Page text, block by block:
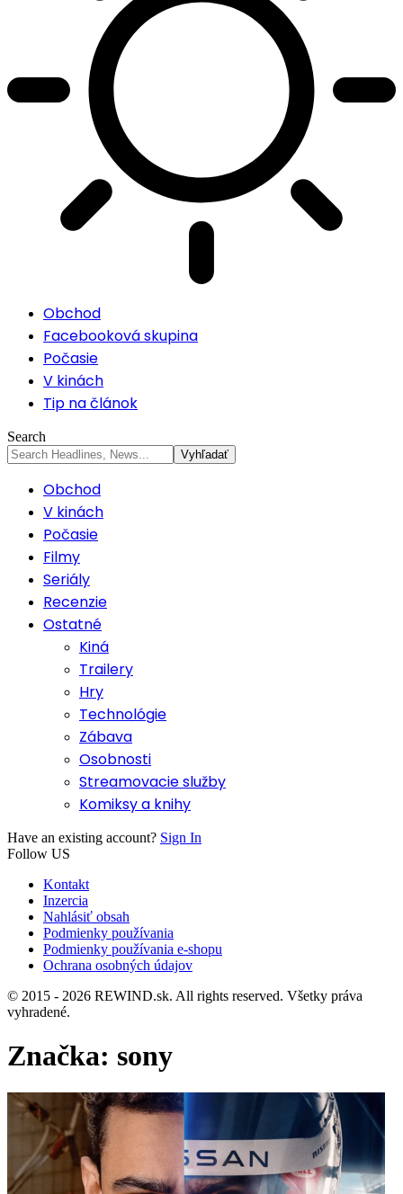
Obchod
Facebooková skupina
Počasie
V kinách
Tip na článok
Search
Obchod
V kinách
Počasie
Filmy
Seriály
Recenzie
Ostatné
Kiná
Trailery
Hry
Technológie
Zábava
Osobnosti
Streamovacie služby
Komiksy a knihy
Have an existing account? Sign In
Follow US
Kontakt
Inzercia
Nahlásiť obsah
Podmienky používania
Podmienky používania e-shopu
Ochrana osobných údajov
© 2015 - 2026 REWIND.sk. All rights reserved. Všetky práva
vyhradené.
Značka: sony